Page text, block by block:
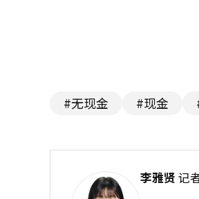
#无现金 #现金
李雅贤 记